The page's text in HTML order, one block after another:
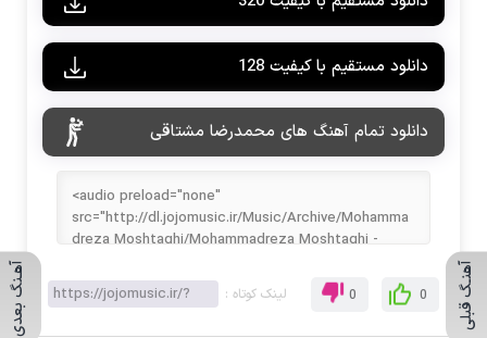
دانلود مستقیم با کیفیت 128
دانلود تمام آهنگ های محمدرضا مشتاقی
0
0 لینک کوتاه : آهـنگ بعدی آهنـگ قبلی